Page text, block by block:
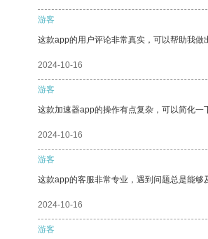
游客
这款app的用户评论非常真实，可以帮助我做
2024-10-16
游客
这款加速器app的操作有点复杂，可以简化一
2024-10-16
游客
这款app的客服非常专业，遇到问题总是能够
2024-10-16
游客